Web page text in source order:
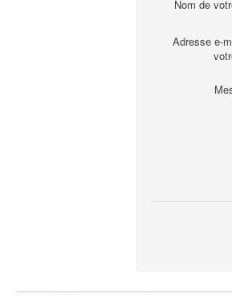
Nom de
Adresse e-